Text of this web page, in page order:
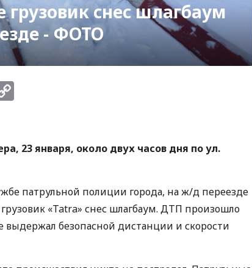
грузовик снес шлагбаум
- ФОТО
23 января, около двух часов дня по ул.
патрульной полиции города, на ж/д переезде
«Tatra» снес шлагбаум. ДТП произошло
выдержал безопасной дистанции и скорости